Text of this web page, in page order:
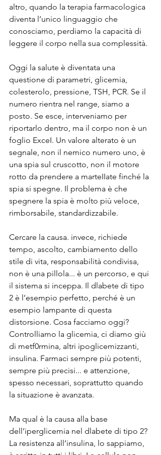
altro, quando la terapia farmacologica
diventa l’unico linguaggio che
conosciamo, perdiamo la capacità di
leggere il corpo nella sua complessità.
Oggi la salute è diventata una
questione di parametri, glicemia,
colesterolo, pressione, TSH, PCR. Se il
numero rientra nel range, siamo a
posto. Se esce, interveniamo per
riportarlo dentro, ma il corpo non è un
foglio ExceI. Un valore alterato è un
segnale, non il nemico numero uno, è
una spia sul cruscotto, non il motore
rotto da prendere a marteIIate finché la
spia si spegne. Il problema è che
spegnere la spia è molto più veloce,
rimborsabile, standardizzabile.
Cercare la causa. invece, richiede
tempo, ascolto, cambiamento dello
stile di vita, responsabilità condivisa,
non è una pillola... è un percorso, e qui
il sistema si inceppa. Il dlabete di tipo
2 è l’esempio perfetto, perché è un
esempio lampante di questa
distorsione. Cosa facciamo oggi?
Controlliamo la glicemia, ci diamo giù
di metf0rmina, altri ipoglicemizzanti,
insuIina. Farmaci sempre più potenti,
sempre più precisi... e attenzione,
spesso necessari, soprattutto quando
la situazione è avanzata.
Ma qual è la causa alla base
dell’iperglicemia nel dlabete di tipo 2?
La resistenza all’insulina, lo sappiamo,